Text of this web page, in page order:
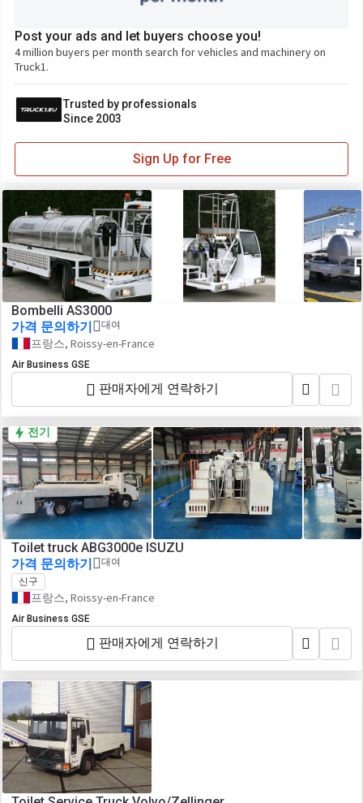
Post your ads and let buyers choose you!
4 million buyers per month search for vehicles and machinery on
Truck1.
Trusted by professionals
Since 2003
Sign Up for Free
Bombelli AS3000
가격 문의하기
대여
프랑스, Roissy-en-France
Air Business GSE
판매자에게 연락하기
전기
Toilet truck ABG3000e ISUZU
가격 문의하기
대여
신구
프랑스, Roissy-en-France
Air Business GSE
판매자에게 연락하기